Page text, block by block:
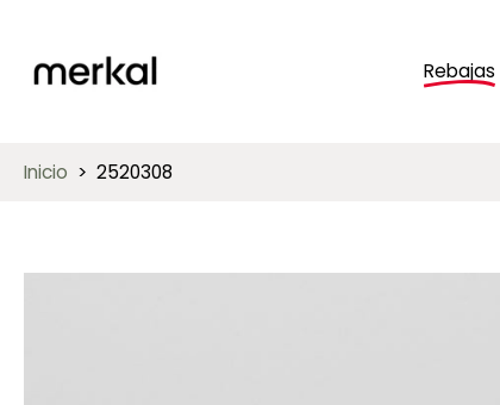
al
contenido
Rebajas
Inicio > 2520308